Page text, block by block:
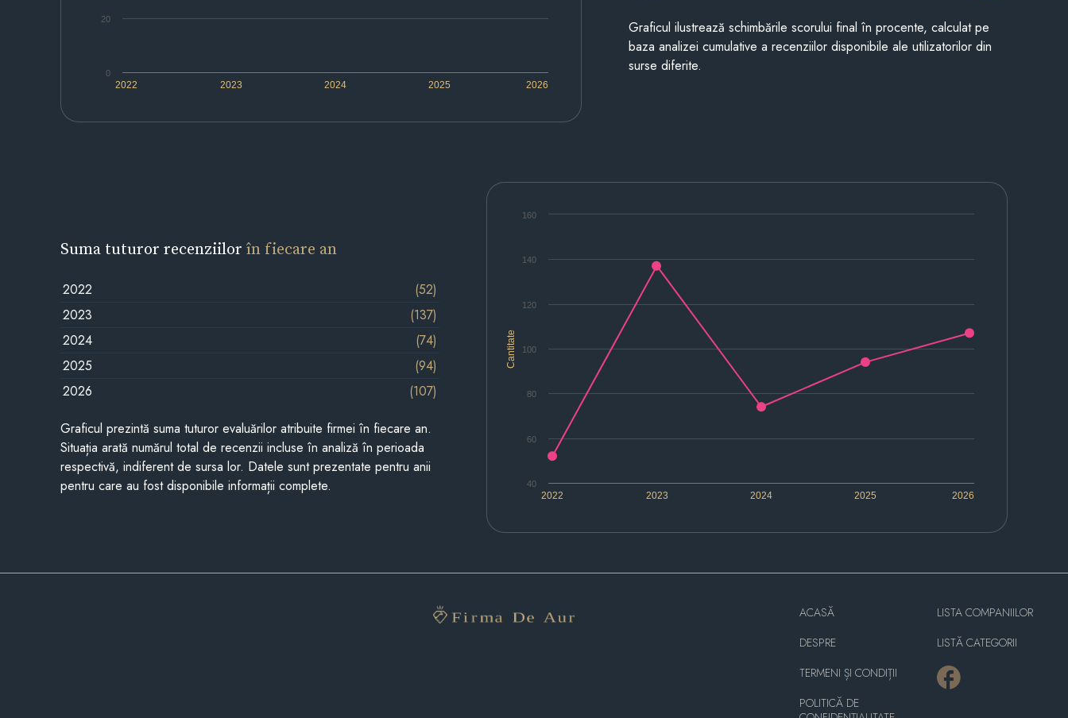
2022 2023 2024 2025 2026
0
20
Graficul ilustrează schimbările scorului final în procente, calculat pe
baza analizei cumulative a recenziilor disponibile ale utilizatorilor din
surse diferite.
Cantitate
2022 2023 2024 2025 2026
40
60
80
100
120
140
160
Suma tuturor recenziilorîn fiecare an
2022
(52)
2023
(137)
2024
(74)
2025
(94)
2026
(107)
Graficul prezintă suma tuturor evaluărilor atribuite firmei în fiecare an.
Situația arată numărul total de recenzii incluse în analiză în perioada
respectivă, indiferent de sursa lor. Datele sunt prezentate pentru anii
pentru care au fost disponibile informații complete.
ACASĂ
DESPRE
TERMENI ȘI CONDIȚII
POLITICĂ DE
LISTA COMPANIILOR
LISTĂ CATEGORII